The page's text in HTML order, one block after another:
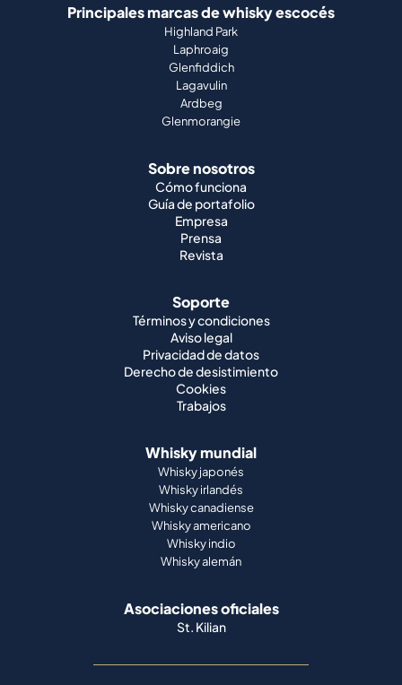
Principales marcas de whisky escocés
Highland Park
Laphroaig
Glenfiddich
Lagavulin
Ardbeg
Glenmorangie
Sobre nosotros
Cómo funciona
Guía de portafolio
Empresa
Prensa
Revista
Soporte
Términos y condiciones
Aviso legal
Privacidad de datos
Derecho de desistimiento
Cookies
Trabajos
Whisky mundial
Whisky japonés
Whisky irlandés
Whisky canadiense
Whisky americano
Whisky indio
Whisky alemán
Asociaciones oficiales
St. Kilian